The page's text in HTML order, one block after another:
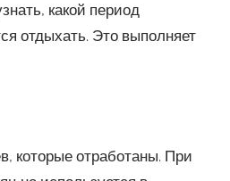
какой период
отдыхать. Это выполняет
которые отработаны. При